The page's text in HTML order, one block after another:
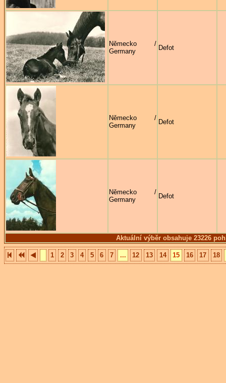
Aktuální výběr obsahuje 23226
Německo /
Germany
Defot
Německo /
Germany
Defot
Německo /
Germany
Defot
1 2 3 4 5 6 7 ... 12 13 14 15 16 17 18